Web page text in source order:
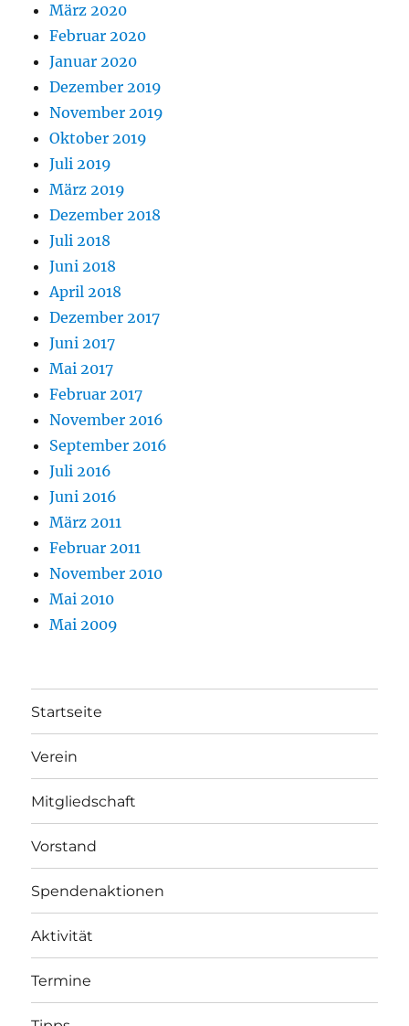
März 2020
Februar 2020
Januar 2020
Dezember 2019
November 2019
Oktober 2019
Juli 2019
März 2019
Dezember 2018
Juli 2018
Juni 2018
April 2018
Dezember 2017
Juni 2017
Mai 2017
Februar 2017
November 2016
September 2016
Juli 2016
Juni 2016
März 2011
Februar 2011
November 2010
Mai 2010
Mai 2009
Startseite
Verein
Mitgliedschaft
Vorstand
Spendenaktionen
Aktivität
Termine